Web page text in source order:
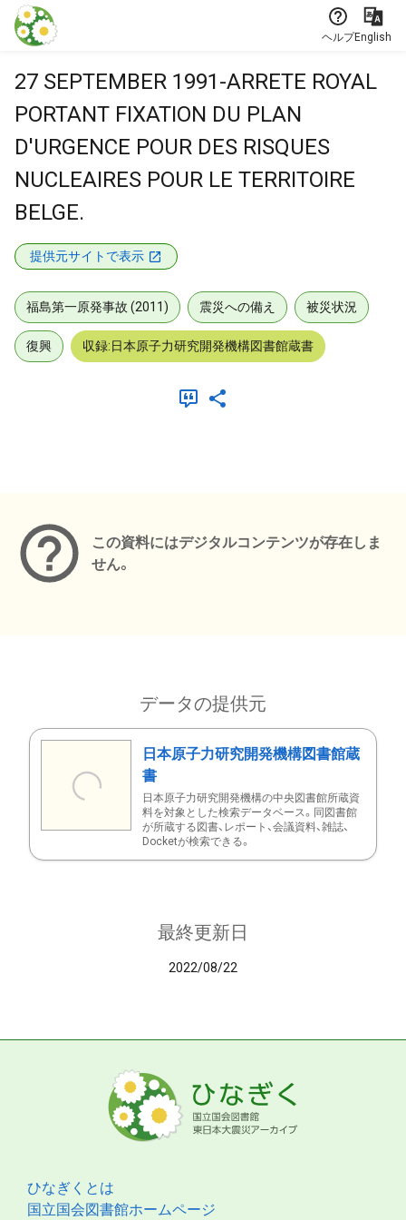
本文に飛ぶ
ヘルプEnglish
27 SEPTEMBER 1991-ARRETE ROYAL
PORTANT FIXATION DU PLAN
D'URGENCE POUR DES RISQUES
NUCLEAIRES POUR LE TERRITOIRE
BELGE.
提供元サイトで表示
福島第一原発事故 (2011) 震災への備え 被災状況
復興 収録:日本原子力研究開発機構図書館蔵書
この資料にはデジタルコンテンツが存在しま
せん。
データの提供元
日本原子力研究開発機構図書館蔵
書
日本原子力研究開発機構の中央図書館所蔵資
料を対象とした検索データベース。同図書館
が所蔵する図書、レポート、会議資料、雑誌、
Docketが検索できる。
最終更新日
2022/08/22
ひなぎくとは
国立国会図書館ホームページ